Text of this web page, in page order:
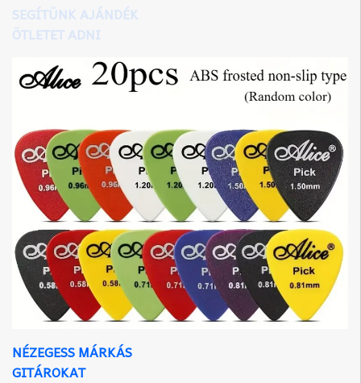
SEGÍTÜNK AJÁNDÉK
ÖTLETET ADNI
NÉZEGESS MÁRKÁS
GITÁROKAT